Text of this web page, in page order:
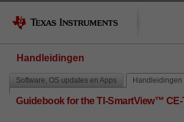
Handleidingen
Software, OS updates en Apps Handleidingen
Guidebook for the TI-SmartView™